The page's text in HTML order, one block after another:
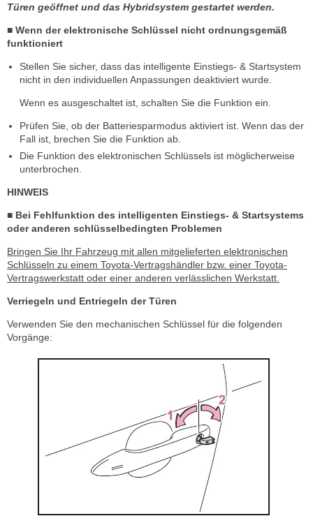
Türen geöffnet und das Hybridsystem gestartet werden.
■ Wenn der elektronische Schlüssel nicht ordnungsgemäß
funktioniert
Stellen Sie sicher, dass das intelligente Einstiegs- & Startsystem
nicht in den individuellen Anpassungen deaktiviert wurde.
Wenn es ausgeschaltet ist, schalten Sie die Funktion ein.
Prüfen Sie, ob der Batteriesparmodus aktiviert ist. Wenn das der
Fall ist, brechen Sie die Funktion ab.
Die Funktion des elektronischen Schlüssels ist möglicherweise
unterbrochen.
HINWEIS
■ Bei Fehlfunktion des intelligenten Einstiegs- & Startsystems
oder anderen schlüsselbedingten Problemen
Bringen Sie Ihr Fahrzeug mit allen mitgelieferten elektronischen
Schlüsseln zu einem Toyota-Vertragshändler bzw. einer Toyota-
Vertragswerkstatt oder einer anderen verlässlichen Werkstatt.
Verriegeln und Entriegeln der Türen
Verwenden Sie den mechanischen Schlüssel für die folgenden
Vorgänge: